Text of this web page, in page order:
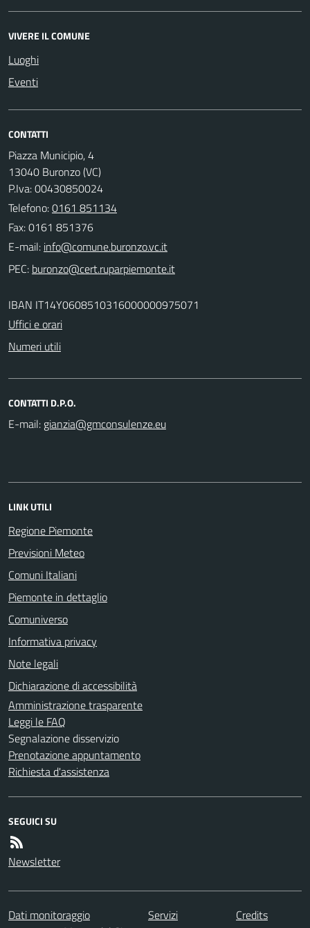
VIVERE IL COMUNE
Luoghi
Eventi
CONTATTI
Piazza Municipio, 4
13040 Buronzo (VC)
P.Iva: 00430850024
Telefono:0161 851134
Fax: 0161 851376
E-mail:
PEC:
IBAN IT14Y0608510316000000975071
Uffici e orari
Numeri utili
CONTATTI D.P.O.
E-mail:
LINK UTILI
Regione Piemonte
Previsioni Meteo
Comuni Italiani
Piemonte in dettaglio
Comuniverso
Informativa privacy
Note legali
Dichiarazione di accessibilità
Amministrazione trasparente
Leggi le FAQ
Segnalazione disservizio
Prenotazione appuntamento
Richiesta d'assistenza
SEGUICI SU
Newsletter
Dati monitoraggio Servizi
Credits